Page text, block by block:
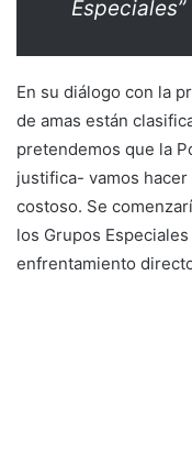
Especiales”
En su diálogo con la
de amas están
pretendemos que la
justifica- vamos
costoso. Se
los Grupos
enfrentamiento